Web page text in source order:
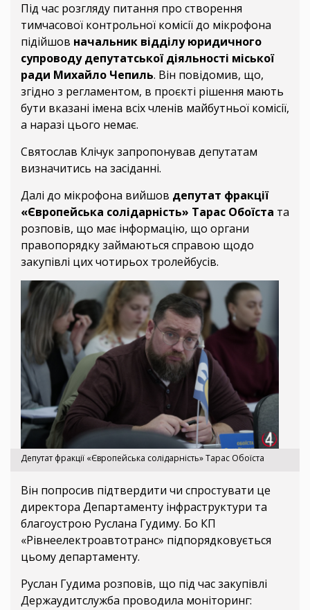
Під час розгляду питання про створення
тимчасової контрольної комісії до мікрофона
підійшов начальник відділу юридичного
супроводу депутатської діяльності міської
ради Михайло Чепиль. Він повідомив, що,
згідно з регламентом, в проєкті рішення мають
бути вказані імена всіх членів майбутньої комісії,
а наразі цього немає.
Святослав Клічук запропонував депутатам
визначитись на засіданні.
Далі до мікрофона вийшов депутат фракції
«Європейська солідарність» Тарас Обоїста та
розповів, що має інформацію, що органи
правопорядку займаються справою щодо
закупівлі цих чотирьох тролейбусів.
Депутат фракції «Європейська солідарність» Тарас Обоїста
Він попросив підтвердити чи спростувати це
директора Департаменту інфраструктури та
благоустрою Руслана Гудиму. Бо КП
«Рівнеелектроавтотранс» підпорядковується
цьому департаменту.
Руслан Гудима розповів, що під час закупівлі
Держаудитслужба проводила моніторинг: